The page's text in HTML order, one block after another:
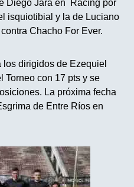
Diego Jara en Racing por
isquiotibial y la de Luciano
Chacho For Ever.
los dirigidos de Ezequiel
Torneo con 17 pts y se
La próxima fecha
de Entre Ríos en